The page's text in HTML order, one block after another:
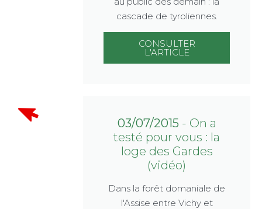
cascade de tyroliennes.
CONSULTER
L'ARTICLE
03/07/2015 - On a
testé pour vous : la
loge des Gardes
(vidéo)
Dans la forêt domaniale de
l'Assise entre Vichy et